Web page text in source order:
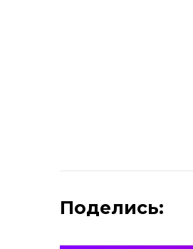
Поделись: